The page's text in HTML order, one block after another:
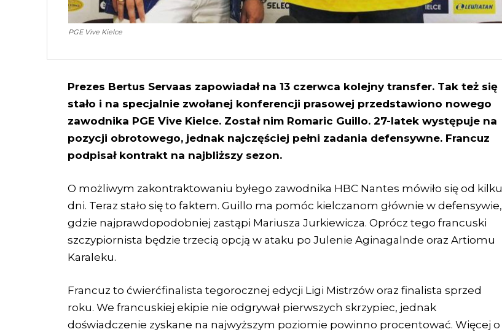
PGE Vive Kielce
Prezes Bertus Servaas zapowiadał na 13 czerwca kolejny transfer. Tak też się
stało i na specjalnie zwołanej konferencji prasowej przedstawiono nowego
zawodnika PGE Vive Kielce. Został nim Romaric Guillo. 27-latek występuje na
pozycji obrotowego, jednak najczęściej pełni zadania defensywne. Francuz
podpisał kontrakt na najbliższy sezon.
O możliwym zakontraktowaniu byłego zawodnika HBC Nantes mówiło się od kilku
dni. Teraz stało się to faktem. Guillo ma pomóc kielczanom głównie w defensywie,
gdzie najprawdopodobniej zastąpi Mariusza Jurkiewicza. Oprócz tego francuski
szczypiornista będzie trzecią opcją w ataku po Julenie Aginagalnde oraz Artiomu
Karaleku.
Francuz to ćwierćfinalista tegorocznej edycji Ligi Mistrzów oraz finalista sprzed
roku. We francuskiej ekipie nie odgrywał pierwszych skrzypiec, jednak
doświadczenie zyskane na najwyższym poziomie powinno procentować. Więcej o